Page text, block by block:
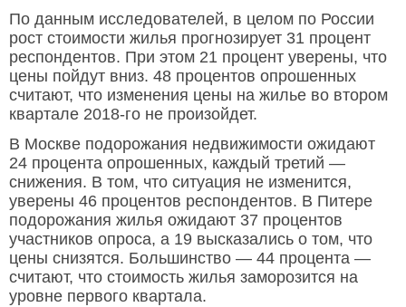
По данным исследователей, в целом по России
рост стоимости жилья прогнозирует 31 процент
респондентов. При этом 21 процент уверены, что
цены пойдут вниз. 48 процентов опрошенных
считают, что изменения цены на жилье во втором
квартале 2018-го не произойдет.
В Москве подорожания недвижимости ожидают
24 процента опрошенных, каждый третий —
снижения. В том, что ситуация не изменится,
уверены 46 процентов респондентов. В Питере
подорожания жилья ожидают 37 процентов
участников опроса, а 19 высказались о том, что
цены снизятся. Большинство — 44 процента —
считают, что стоимость жилья заморозится на
уровне первого квартала.